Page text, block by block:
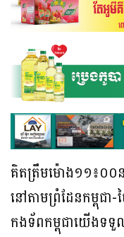
គិតត្រឹមម៉ោង១១៖០០
នៅតាមព្រំដែនកម្ពុជ
កងទ័ពកម្ពុជាយើងទ